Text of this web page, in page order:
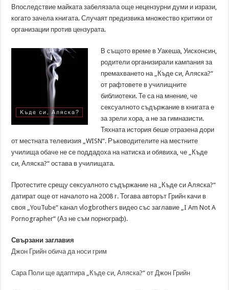
Впоследствие майката забелязала още нецензурни думи и изрази,
когато зачела книгата. Случаят предизвика множество критики от
организации против цензурата.
В същото време в Уакеша, Уисконсин,
родители организирали кампания за
премахването на „Къде си, Аляска?“
от рафтовете в училищните
библиотеки. Те са на мнение, че
сексуалното съдържание в книгата е
за зрели хора, а не за гимназисти.
Тяхната история беше отразена дори
от местната телевизия „WISN“. Ръководителите на местните
училища обаче не се поддадоха на натиска и обявиха, че „Къде
си, Аляска?“ остава в училищата.
Протестите срещу сексуалното съдържание на „Къде си Аляска?“
датират още от началото на 2008 г. Тогава авторът Грийн качи в
своя „YouTube“ канал vlogbrothers видео със заглавие „I Am Not A
Pornographer“ (Аз не съм порнограф).
Свързани заглавия
Джон Грийн обича да носи грим
Сара Поли ще адаптира „Къде си, Аляска?“ от Джон Грийн